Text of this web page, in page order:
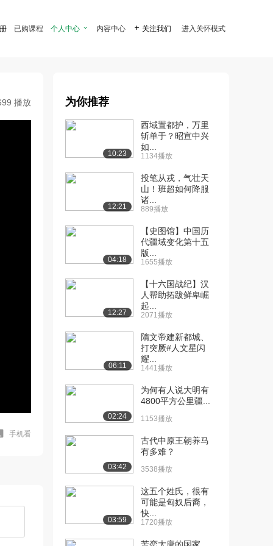
已购课程 个人中心  内容中心  关注我们 进入关怀模式
播放
手机看
为你推荐
10:23
西域置都护，万里
斩单于？昭宣中兴
如...
1134播放
12:21
投笔从戎，气壮天
山！班超如何降服
诸...
889播放
04:18
【史图馆】中国历
代疆域变化第十五
版...
1655播放
12:27
【十六国战纪】汉
人帮助拓跋鲜卑崛
起...
2071播放
06:11
隋文帝建新都城、
打突厥#人文星闪
耀...
1441播放
02:24
为何有人说大明有
4800平方公里疆...
1153播放
03:42
古代中原王朝养马
有多难？
3538播放
03:59
这五个姓氏，很有
可能是匈奴后裔，
快...
1720播放